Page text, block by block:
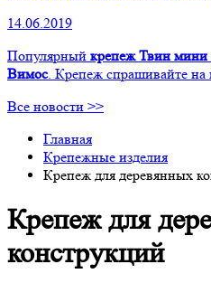
14.06.2019
Популярный крепеж Твин мини
Вимос. Крепеж спрашивайте на
Все новости >>
Главная
Крепежные изделия
Крепеж для деревянных
Крепеж для
конструкций